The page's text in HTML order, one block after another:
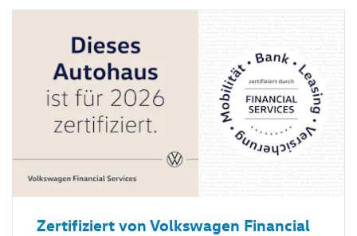
Zertifiziert von Volkswagen Financial